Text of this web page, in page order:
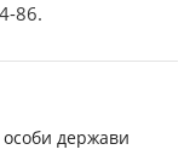
86.
держави